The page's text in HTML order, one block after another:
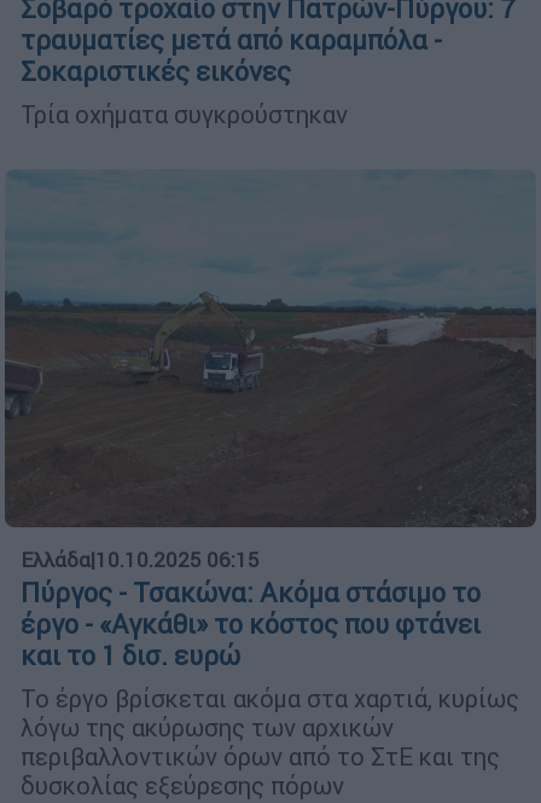
Σοβαρό τροχαίο στην Πατρών-Πύργου: 7
τραυματίες μετά από καραμπόλα -
Σοκαριστικές εικόνες
Τρία οχήματα συγκρούστηκαν
Ελλάδα|10.10.2025 06:15
Πύργος - Τσακώνα: Ακόμα στάσιμο το
έργο - «Αγκάθι» το κόστος που φτάνει
και το 1 δισ. ευρώ
Το έργο βρίσκεται ακόμα στα χαρτιά, κυρίως
λόγω της ακύρωσης των αρχικών
περιβαλλοντικών όρων από το ΣτΕ και της
δυσκολίας εξεύρεσης πόρων